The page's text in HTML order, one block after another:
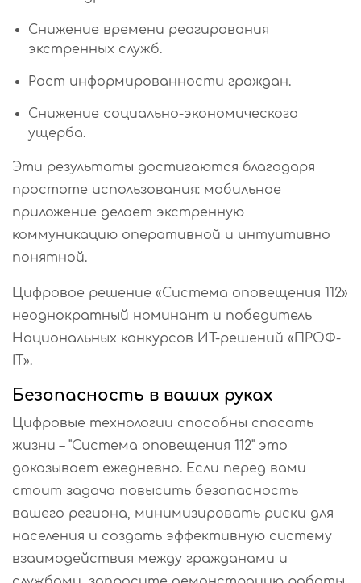
Снижение времени реагирования
экстренных служб.
Рост информированности граждан.
Снижение социально-экономического
ущерба.
Эти результаты достигаются благодаря
простоте использования: мобильное
приложение делает экстренную
коммуникацию оперативной и интуитивно
понятной.
Цифровое решение «Система оповещения 112»
неоднократный номинант и победитель
Национальных конкурсов ИТ-решений «ПРОФ-
IT».
Безопасность в ваших руках
Цифровые технологии способны спасать
жизни – "Система оповещения 112" это
доказывает ежедневно. Если перед вами
стоит задача повысить безопасность
вашего региона, минимизировать риски для
населения и создать эффективную систему
взаимодействия между гражданами и